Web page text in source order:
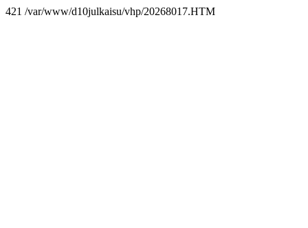
421 /var/www/d10julkaisu/vhp/20268017.HTM